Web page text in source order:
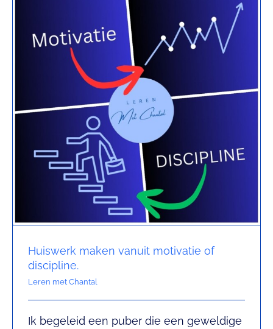
Huiswerk maken vanuit motivatie of
discipline.
Leren met Chantal
Ik begeleid een puber die een geweldige